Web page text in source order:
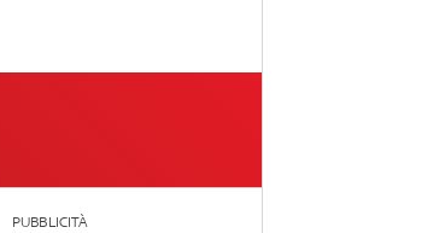
PUBBLICITÀ